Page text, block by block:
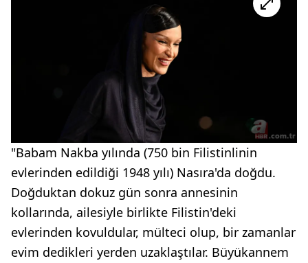
"Babam Nakba yılında (750 bin Filistinlinin
evlerinden edildiği 1948 yılı) Nasıra'da doğdu.
Doğduktan dokuz gün sonra annesinin
kollarında, ailesiyle birlikte Filistin'deki
evlerinden kovuldular, mülteci olup, bir zamanlar
evim dedikleri yerden uzaklaştılar. Büyükannem